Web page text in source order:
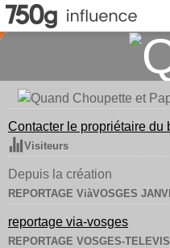
Contacter le propriétaire du
Visiteurs
Depuis la création
REPORTAGE ViàVOSGES
reportage via-vosges
REPORTAGE VOSGES-